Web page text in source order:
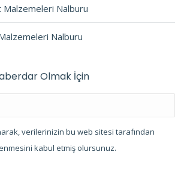
Malzemeleri Nalburu
Nalburu
Olmak İçin
verilerinizin bu web sitesi tarafından
kabul etmiş olursunuz.